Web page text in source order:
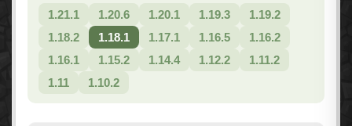
1.21.1
1.20.6 1.20.1 1.19.3
1.19.2
1.18.2
1.18.1 1.17.1 1.16.5
1.16.2
1.16.1
1.15.2 1.14.4 1.12.2
1.11.2
1.11
1.10.2